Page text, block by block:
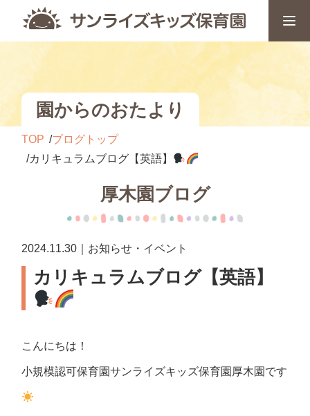
園からのおたより
TOP
ブログトップ
カリキュラムブログ【英語】
厚木園ブログ
2024.11.30｜お知らせ・イベント
カリキュラムブログ【英語】
こんにちは！
小規模認可保育園サンライズキッズ保育園厚木園です